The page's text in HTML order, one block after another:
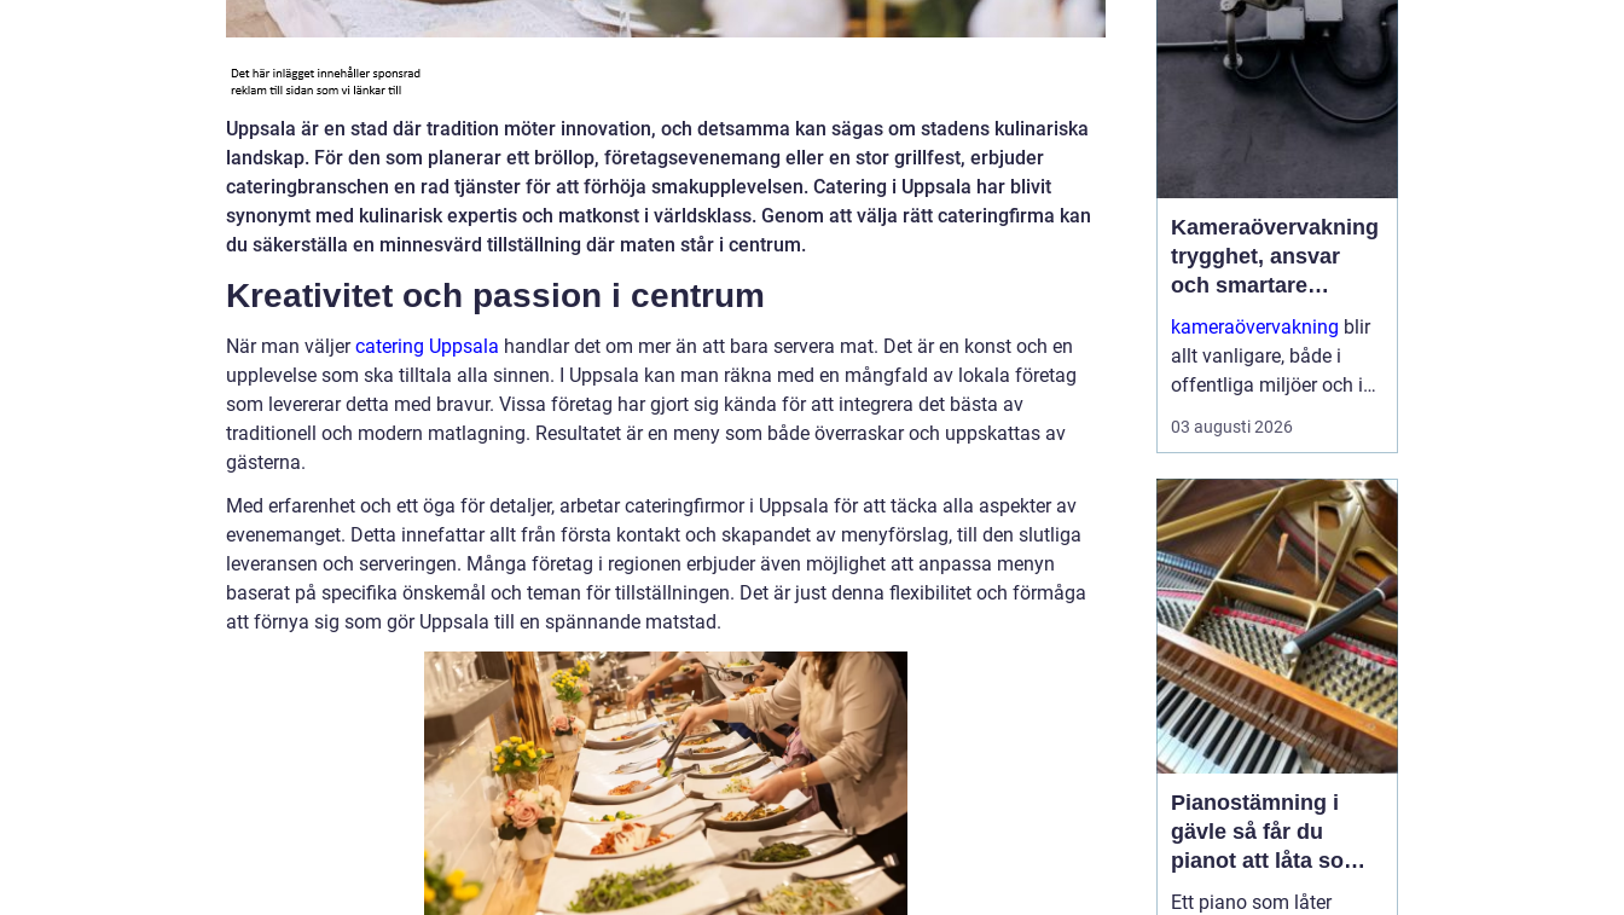
Uppsala är en stad där tradition möter innovation, och detsamma kan sägas om stadens kulinariska
landskap. För den som planerar ett bröllop, företagsevenemang eller en stor grillfest, erbjuder
cateringbranschen en rad tjänster för att förhöja smakupplevelsen. Catering i Uppsala har blivit
synonymt med kulinarisk expertis och matkonst i världsklass. Genom att välja rätt cateringfirma kan
du säkerställa en minnesvärd tillställning där maten står i centrum.
Kreativitet och passion i centrum
När man väljercatering Uppsala handlar det om mer än att bara servera mat. Det är en konst och en
upplevelse som ska tilltala alla sinnen. I Uppsala kan man räkna med en mångfald av lokala företag
som levererar detta med bravur. Vissa företag har gjort sig kända för att integrera det bästa av
traditionell och modern matlagning. Resultatet är en meny som både överraskar och uppskattas av
gästerna.
Med erfarenhet och ett öga för detaljer, arbetar cateringfirmor i Uppsala för att täcka alla aspekter av
evenemanget. Detta innefattar allt från första kontakt och skapandet av menyförslag, till den slutliga
leveransen och serveringen. Många företag i regionen erbjuder även möjlighet att anpassa menyn
baserat på specifika önskemål och teman för tillställningen. Det är just denna flexibilitet och förmåga
att förnya sig som gör Uppsala till en spännande matstad.
längre livslängd p&a...
Kameraövervakning
trygghet, ansvar
och smartare
säkerhet
kameraövervakning blir
allt vanligare, både i
offentliga miljöer och i
privata hem. Tekniken
utvecklas snabbt,
möjligheterna ökar.
Samtidigt växer kraven
på ...
03 augusti 2026
Pianostämning i
gävle så får du
pianot att låta som
det ska
Ett piano som låter